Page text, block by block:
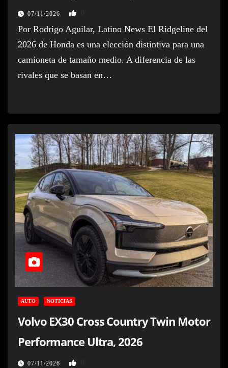
07/11/2026
Por Rodrigo Aguilar, Latino News El Ridgeline del
2026 de Honda es una elección distintiva para una
camioneta de tamaño medio. A diferencia de las
rivales que se basan en…
AUTO NOTICIAS
Volvo EX30 Cross Country Twin Motor
Performance Ultra, 2026
07/11/2026